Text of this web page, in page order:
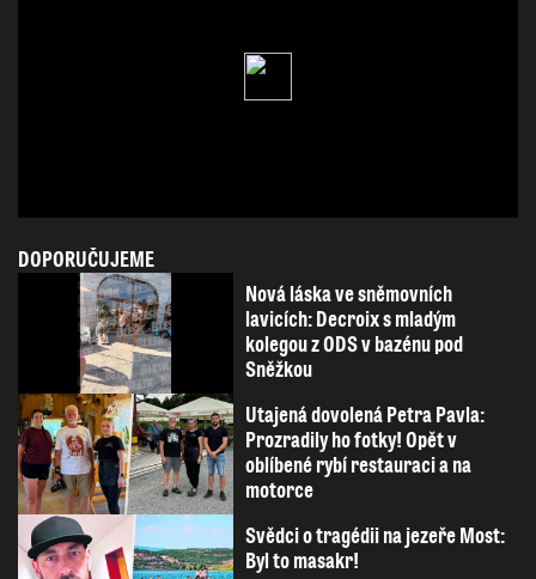
DOPORUČUJEME
Nová láska ve sněmovních
lavicích: Decroix s mladým
kolegou z ODS v bazénu pod
Sněžkou
Utajená dovolená Petra Pavla:
Prozradily ho fotky! Opět v
oblíbené rybí restauraci a na
motorce
Svědci o tragédii na jezeře Most:
Byl to masakr!